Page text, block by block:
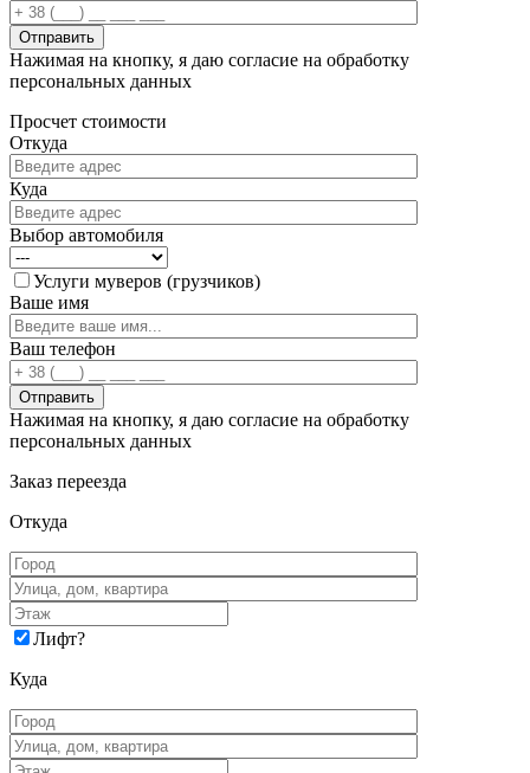
Нажимая на кнопку, я даю согласие на обработку
персональных данных
Просчет стоимости
Откуда
Куда
Выбор автомобиля
Услуги муверов (грузчиков)
Ваше имя
Ваш телефон
Нажимая на кнопку, я даю согласие на обработку
персональных данных
Заказ переезда
Откуда
Лифт?
Куда